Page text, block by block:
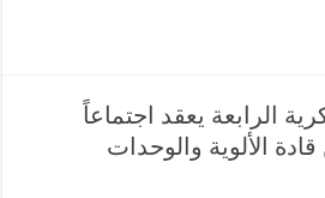
الرابعة يعقد اجتماعاً
الألوية والوحدات